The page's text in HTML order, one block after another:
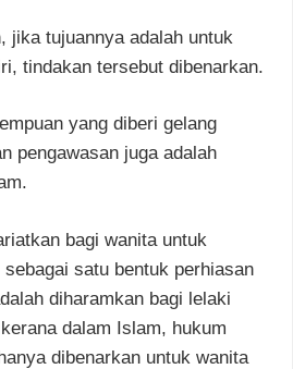
jika tujuannya adalah untuk
tindakan tersebut dibenarkan.
yang diberi gelang
pengawasan juga adalah
bagi wanita untuk
satu bentuk perhiasan
diharamkan bagi lelaki
dalam Islam, hukum
dibenarkan untuk wanita